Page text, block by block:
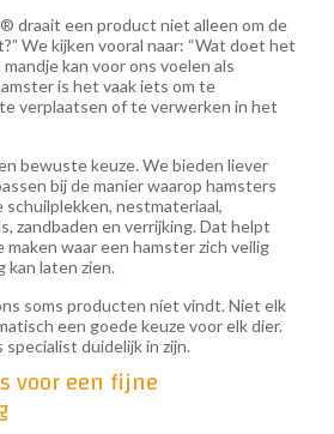
draait een product niet alleen om de
We kijken vooral naar: “Wat doet het
kan voor ons voelen als
is het vaak iets om te
verplaatsen of te verwerken in het
bewuste keuze. We bieden liever
bij de manier waarop hamsters
nestmateriaal,
zandbaden en verrijking. Dat helpt
waar een hamster zich veilig
kan laten zien.
soms producten níet vindt. Niet elk
een goede keuze voor elk dier.
duidelijk in zijn.
voor een fijne